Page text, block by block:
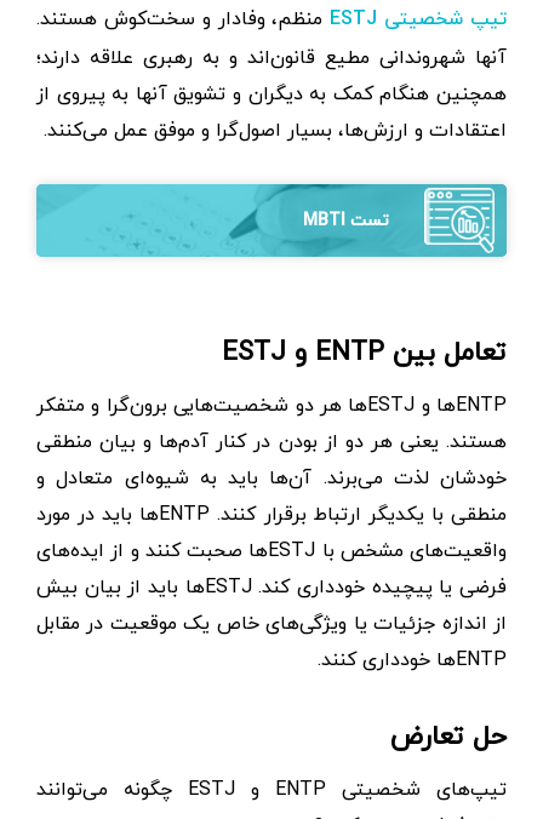
تیپ شخصیتی ESTJ
منظم، وفادار و سخت‌کوش هستند.
آنها شهروندانی مطیع قانون‌اند و به رهبری علاقه دارند؛
همچنین هنگام کمک به دیگران و تشویق آنها به پیروی از
اعتقادات و ارزش‌ها، بسیار اصول‌گرا و موفق عمل می‌کنند.
تست MBTI
تعامل بین ENTP و ESTJ
ENTPها و ESTJها هر دو شخصیت‌هایی برون‌گرا و متفکر
هستند. یعنی هر دو از بودن در کنار آدم‌ها و بیان منطقی
خودشان لذت می‌برند. آن‌ها باید به شیوه‌ای متعادل و
منطقی با یکدیگر ارتباط برقرار کنند. ENTPها باید در مورد
واقعیت‌های مشخص با ESTJها صحبت کنند و از ایده‌های
فرضی یا پیچیده خودداری کند. ESTJ‌ها باید از بیان بیش
از اندازه‌ جزئیات یا ویژگی‌های خاص یک موقعیت در مقابل
ENTPها خودداری کنند.
حل تعارض
تیپ‌های شخصیتی ENTP و ESTJ چگونه می‌توانند